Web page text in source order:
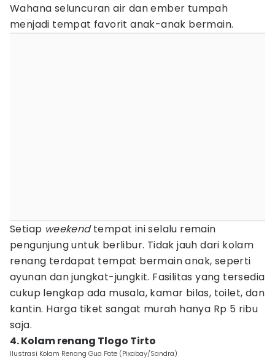
Wahana seluncuran air dan ember tumpah
menjadi tempat favorit anak-anak bermain.
Setiap weekendtempat ini selalu remain
pengunjung untuk berlibur. Tidak jauh dari kolam
renang terdapat tempat bermain anak, seperti
ayunan dan jungkat-jungkit. Fasilitas yang tersedia
cukup lengkap ada musala, kamar bilas, toilet, dan
kantin. Harga tiket sangat murah hanya Rp 5 ribu
saja.
4. Kolam renang Tlogo Tirto
Ilustrasi Kolam Renang Gua Pote (Pixabay/Sandra)